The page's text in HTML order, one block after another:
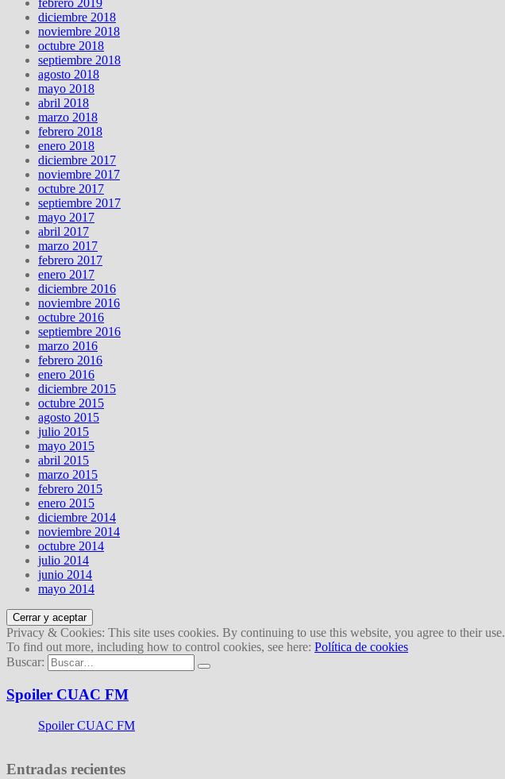
febrero 2019
diciembre 2018
noviembre 2018
octubre 2018
septiembre 2018
agosto 2018
mayo 2018
abril 2018
marzo 2018
febrero 2018
enero 2018
diciembre 2017
noviembre 2017
octubre 2017
septiembre 2017
mayo 2017
abril 2017
marzo 2017
febrero 2017
enero 2017
diciembre 2016
noviembre 2016
octubre 2016
septiembre 2016
marzo 2016
febrero 2016
enero 2016
diciembre 2015
octubre 2015
agosto 2015
julio 2015
mayo 2015
abril 2015
marzo 2015
febrero 2015
enero 2015
diciembre 2014
noviembre 2014
octubre 2014
julio 2014
junio 2014
mayo 2014
Privacy & Cookies: This site uses cookies. By continuing to use this website, you agree to their use.
To find out more, including how to control cookies, see here: Política de cookies
Buscar:
Spoiler CUAC FM
Spoiler CUAC FM
Entradas recientes